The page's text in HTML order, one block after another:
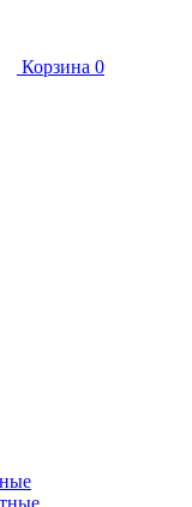
Корзина 0